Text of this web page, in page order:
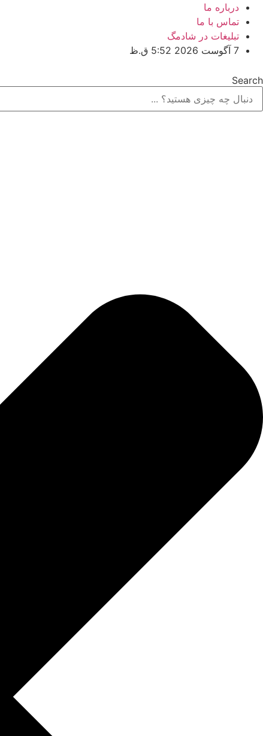
پرش
محتوا
درباره ما
تماس با ما
تبلیغات در شادمگ
7 آگوست 2026 5:52 ق.ظ
Search